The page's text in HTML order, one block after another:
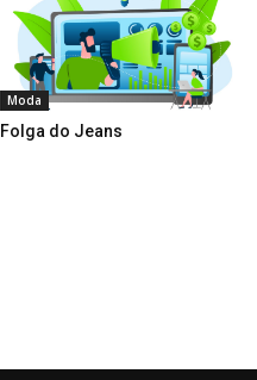
Moda
Folga do Jeans